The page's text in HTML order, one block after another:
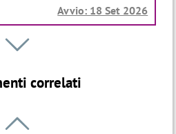
Avvio: 18 Set 2026

correlati
